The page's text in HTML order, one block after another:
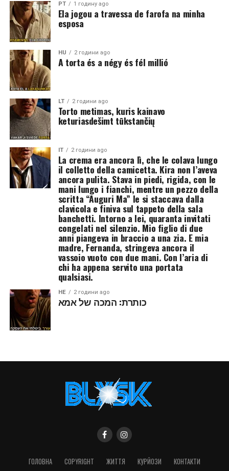
PT 1 годину ago
Ela jogou a travessa de farofa na minha
esposa
HU 2 години ago
A torta és a négy és fél millió
LT 2 години ago
Torto metimas, kuris kainavo
keturiasdešimt tūkstančių
IT 2 години ago
La crema era ancora lì, che le colava lungo
il colletto della camicetta. Kira non l’aveva
ancora pulita. Stava in piedi, rigida, con le
mani lungo i fianchi, mentre un pezzo della
scritta “Auguri Ma” le si staccava dalla
clavicola e finiva sul tappeto della sala
banchetti. Intorno a lei, quaranta invitati
congelati nel silenzio. Mio figlio di due
anni piangeva in braccio a una zia. E mia
madre, Fernanda, stringeva ancora il
vassoio vuoto con due mani. Con l’aria di
chi ha appena servito una portata
qualsiasi.
HE 2 години ago
כותרת: המכה של אמא
ГОЛОВНА COPYRIGHT ЖИТТЯ КУРЙОЗИ КОНТАКТИ